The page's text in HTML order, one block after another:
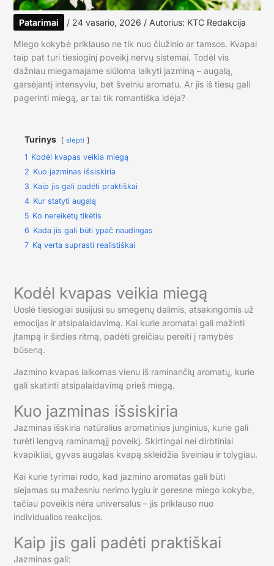
Patarimai / 24 vasario, 2026 / Autorius: KTC Redakcija
Miego kokybė priklauso ne tik nuo čiužinio ar tamsos. Kvapai
taip pat turi tiesioginį poveikį nervų sistemai. Todėl vis
dažniau miegamajame siūloma laikyti jazminą – augalą,
garsėjantį intensyviu, bet švelniu aromatu. Ar jis iš tiesų gali
pagerinti miegą, ar tai tik romantiška idėja?
Turinys slėpti
1 Kodėl kvapas veikia miegą
2 Kuo jazminas išsiskiria
3 Kaip jis gali padėti praktiškai
4 Kur statyti augalą
5 Ko nereikėtų tikėtis
6 Kada jis gali būti ypač naudingas
7 Ką verta suprasti realistiškai
Kodėl kvapas veikia miegą
Uoslė tiesiogiai susijusi su smegenų dalimis, atsakingomis už
emocijas ir atsipalaidavimą. Kai kurie aromatai gali mažinti
įtampą ir širdies ritmą, padėti greičiau pereiti į ramybės
būseną.
Jazmino kvapas laikomas vienu iš raminančių aromatų, kurie
gali skatinti atsipalaidavimą prieš miegą.
Kuo jazminas išsiskiria
Jazminas išskiria natūralius aromatinius junginius, kurie gali
turėti lengvą raminamąjį poveikį. Skirtingai nei dirbtiniai
kvapikliai, gyvas augalas kvapą skleidžia švelniau ir tolygiau.
Kai kurie tyrimai rodo, kad jazmino aromatas gali būti
siejamas su mažesniu nerimo lygiu ir geresne miego kokybe,
tačiau poveikis nėra universalus – jis priklauso nuo
individualios reakcijos.
Kaip jis gali padėti praktiškai
Jazminas gali: